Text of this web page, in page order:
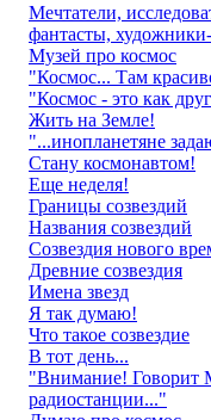
Мечтатели,
фантасты,
Музей про космос
"Космос... Там
"Космос - это как
Жить на Земле!
"...инопланетяне
Стану космонавтом!
Еще неделя!
Границы созвездий
Названия созвездий
Созвездия нового
Древние созвездия
Имена звезд
Я так думаю!
Что такое созвездие
В тот день...
"Внимание! Говорит
радиостанции..."